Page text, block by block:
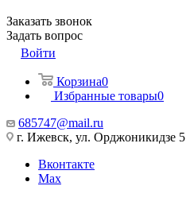
Заказать звонок
Задать вопрос
Войти
Корзина0
Избранные товары0
685747@mail.ru
г. Ижевск, ул. Орджоникидзе 5
Вконтакте
Max